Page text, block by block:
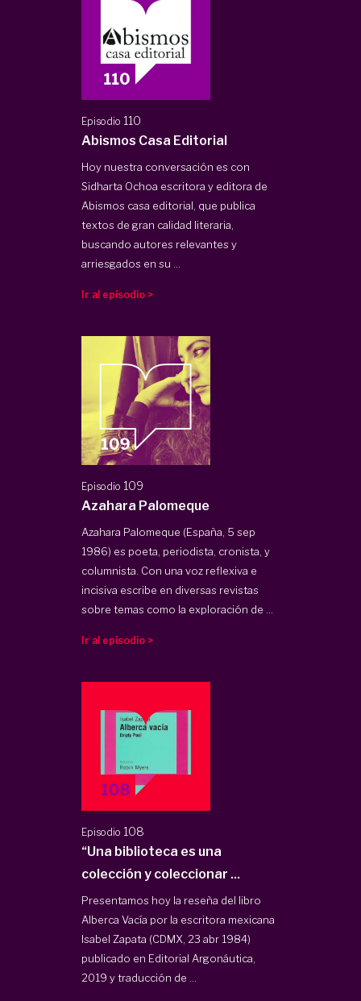
Episodio 110
Abismos Casa Editorial
Hoy nuestra conversación es con
Sidharta Ochoa escritora y editora de
Abismos casa editorial, que publica
textos de gran calidad literaria,
buscando autores relevantes y
arriesgados en su ...
Ir al episodio >
Episodio 109
Azahara Palomeque
Azahara Palomeque (España, 5 sep
1986) es poeta, periodista, cronista, y
columnista. Con una voz reflexiva e
incisiva escribe en diversas revistas
sobre temas como la exploración de ...
Ir al episodio >
Episodio 108
“Una biblioteca es una
colección y coleccionar ...
Presentamos hoy la reseña del libro
Alberca Vacía por la escritora mexicana
Isabel Zapata (CDMX, 23 abr 1984)
publicado en Editorial Argonáutica,
2019 y traducción de ...